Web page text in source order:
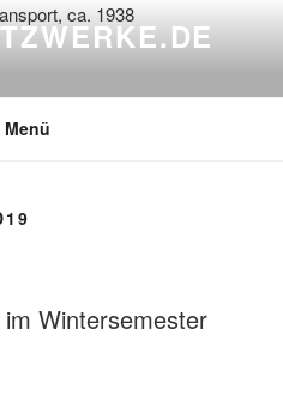
Menü
Wintersemester